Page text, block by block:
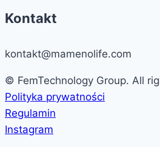
Kontakt
kontakt@mamenolife.com
© FemTechnology Group. All
Polityka prywatności
Regulamin
Instagram